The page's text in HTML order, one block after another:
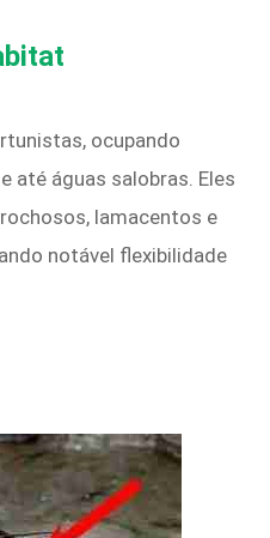
ocupando
até águas salobras. Eles
lamacentos e
notável flexibilidade